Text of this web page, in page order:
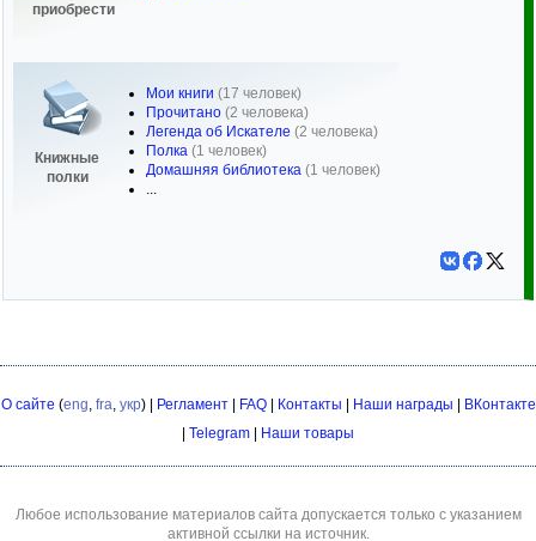
приобрести
Книжные
полки
Мои книги (17 человек)
Прочитано (2 человека)
Легенда об Искателе (2 человека)
Полка (1 человек)
Домашняя библиотека (1 человек)
...
О сайте (eng, fra, укр) | Регламент| FAQ| Контакты Наши награды
ВКонтакте
Telegram Наши товары
Любое использование материалов сайта допускается только с указанием
активной ссылки на источник.